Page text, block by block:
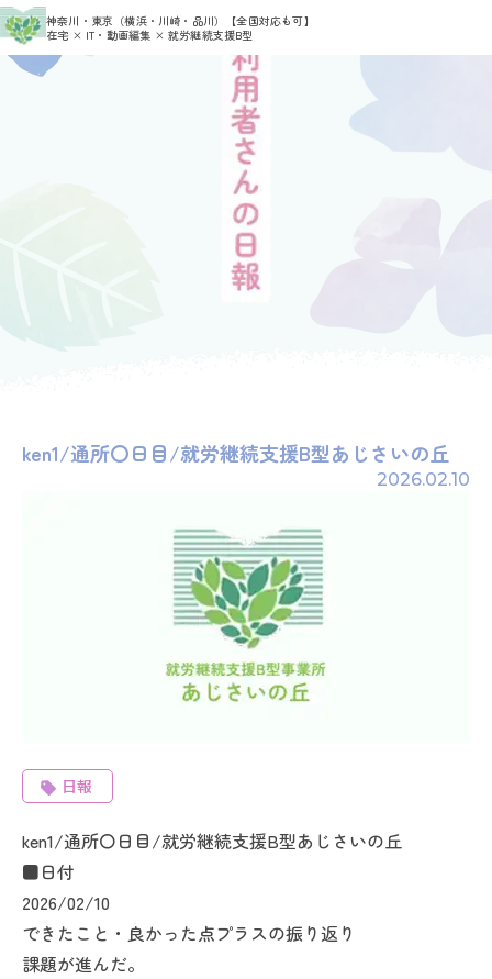
神奈川・東京（横浜・川崎・品川）
【全国対応も可】
在宅 × IT・動画編集 × 就労継続支援B型
HOME > 利用者さんの日報 > admin_ajisai
ken1/通所〇日目/就労継続支援B型あじさいの丘
2026.02.10
日報
ken1/通所〇日目/就労継続支援B型あじさいの丘
■日付
2026/02/10
できたこと・良かった点プラスの振り返り
課題が進んだ。